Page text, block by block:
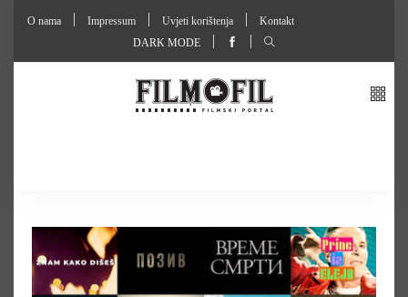
O nama Impressum Uvjeti korištenja
Kontakt
DARK MODE